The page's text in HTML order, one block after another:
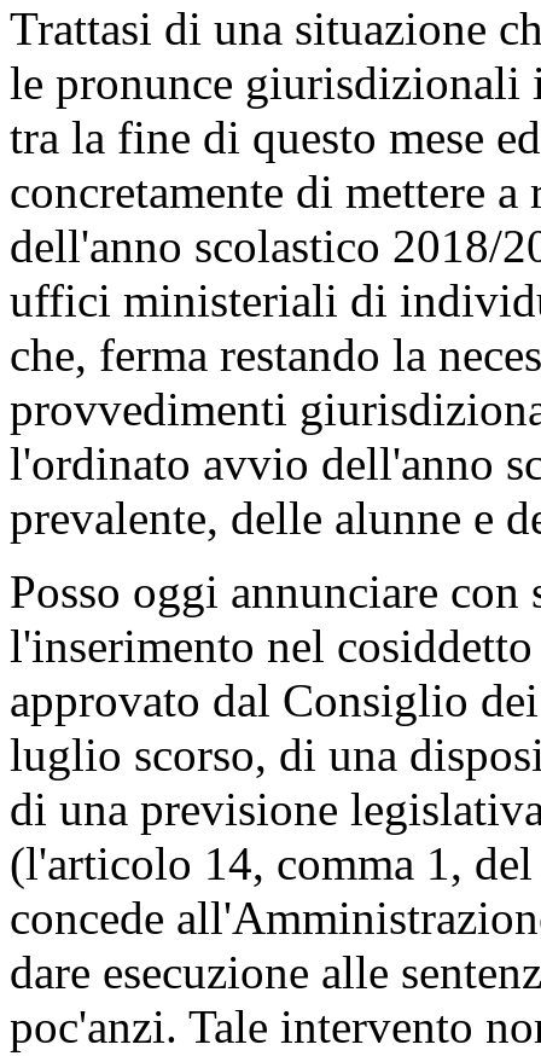
Trattasi di una situazione
le pronunce giurisdizionali
tra la fine di questo mese
concretamente di mettere
dell'anno scolastico 2018/
uffici ministeriali di
che, ferma restando la
provvedimenti
l'ordinato avvio dell'anno
prevalente, delle alunne e
Posso oggi annunciare
l'inserimento nel
approvato dal Consiglio
luglio scorso, di una
di una previsione
(l'articolo 14, comma 1,
concede
dare esecuzione alle
poc'anzi. Tale intervento